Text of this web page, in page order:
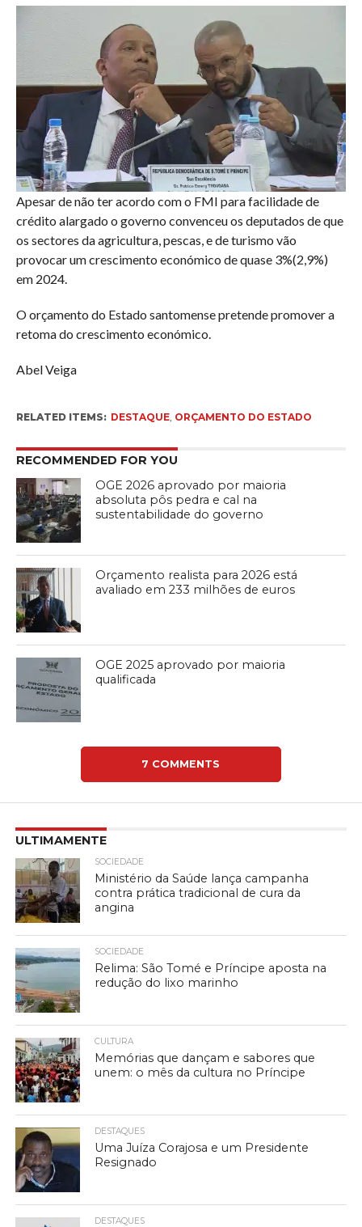
Apesar de não ter acordo com o FMI para facilidade de
crédito alargado o governo convenceu os deputados de que
os sectores da agricultura, pescas, e de turismo vão
provocar um crescimento económico de quase 3%(2,9%)
em 2024.
O orçamento do Estado santomense pretende promover a
retoma do crescimento económico.
Abel Veiga
RELATED ITEMS: DESTAQUE, ORÇAMENTO DO ESTADO
RECOMMENDED FOR YOU
OGE 2026 aprovado por maioria
absoluta pôs pedra e cal na
sustentabilidade do governo
Orçamento realista para 2026 está
avaliado em 233 milhões de euros
OGE 2025 aprovado por maioria
qualificada
7 COMMENTS
ULTIMAMENTE
SOCIEDADE
Ministério da Saúde lança campanha
contra prática tradicional de cura da
angina
SOCIEDADE
Relima: São Tomé e Príncipe aposta na
redução do lixo marinho
CULTURA
Memórias que dançam e sabores que
unem: o mês da cultura no Príncipe
DESTAQUES
Uma Juíza Corajosa e um Presidente
Resignado
DESTAQUES